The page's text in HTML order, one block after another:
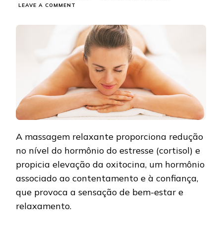
LEAVE A COMMENT
MASSAGEM
RELAXANTE
A massagem relaxante proporciona redução
no nível do hormônio do estresse (cortisol) e
propicia elevação da oxitocina, um hormônio
associado ao contentamento e à confiança,
que provoca a sensação de bem-estar e
relaxamento.